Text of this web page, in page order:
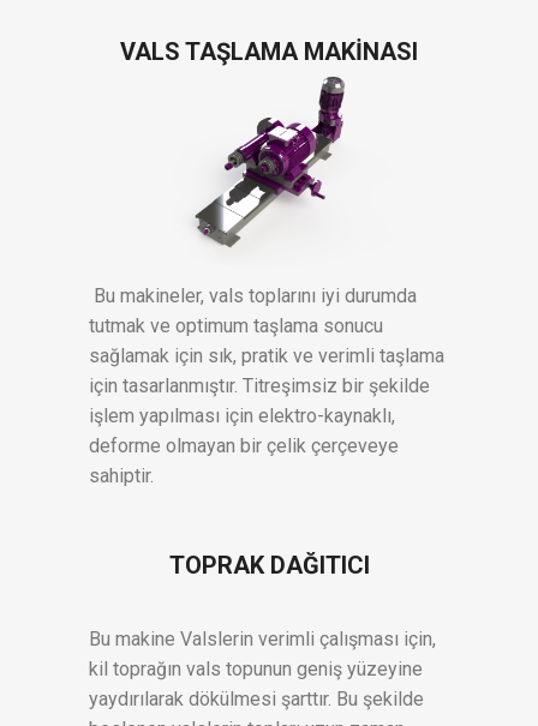
VALS TAŞLAMA MAKİNASI
Bu makineler, vals toplarını iyi durumda
tutmak ve optimum taşlama sonucu
sağlamak için sık, pratik ve verimli taşlama
için tasarlanmıştır. Titreşimsiz bir şekilde
işlem yapılması için elektro-kaynaklı,
deforme olmayan bir çelik çerçeveye
sahiptir.
TOPRAK DAĞITICI
Bu makine Valslerin verimli çalışması için,
kil toprağın vals topunun geniş yüzeyine
yaydırılarak dökülmesi şarttır. Bu şekilde